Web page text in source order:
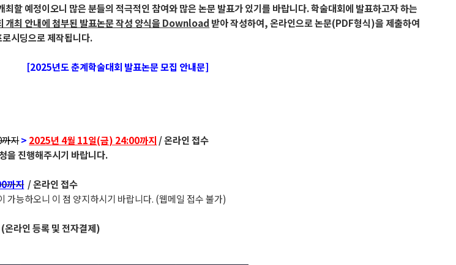
할 예정이오니 많은 분들의 적극적인 참여와 많은 논문 발표가 있기를 바랍니다. 학술대회에 발표하고자 하는
개최 안내에 첨부된 발표논문 작성 양식을 Download 받아 작성하여, 온라인으로 논문(PDF형식)을 제출하여
시딩으로 제작됩니다.
[2025년도 춘계학술대회 발표논문 모집 안내문]
지> 2025년 4월 11일(금) 24:00까지 / 온라인 접수
을 진행해주시기 바랍니다.
까지 / 온라인 접수
가능하오니 이 점 양지하시기 바랍니다. (웹메일 접수 불가)
(온라인 등록 및 전자결제)